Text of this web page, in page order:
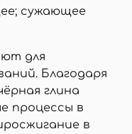
сужающее
для
Благодаря
глина
процессы в
в